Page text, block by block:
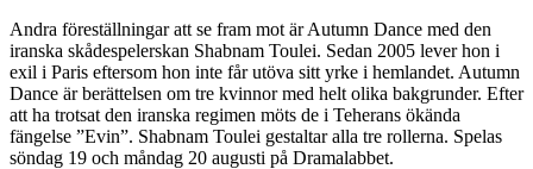
Andra föreställningar att se fram mot är Autumn Dance med den
iranska skådespelerskan Shabnam Toulei. Sedan 2005 lever hon i
exil i Paris eftersom hon inte får utöva sitt yrke i hemlandet. Autumn
Dance är berättelsen om tre kvinnor med helt olika bakgrunder. Efter
att ha trotsat den iranska regimen möts de i Teherans ökända
fängelse ”Evin”. Shabnam Toulei gestaltar alla tre rollerna. Spelas
söndag 19 och måndag 20 augusti på Dramalabbet.